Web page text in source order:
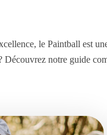
le Paintball est
notre guide